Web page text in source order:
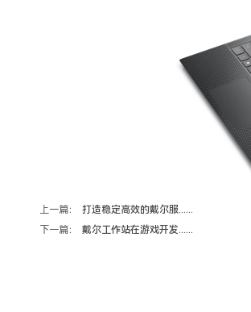
上一篇：
打造稳定高效的戴尔服......
下一篇：
戴尔工作站在游戏开发......